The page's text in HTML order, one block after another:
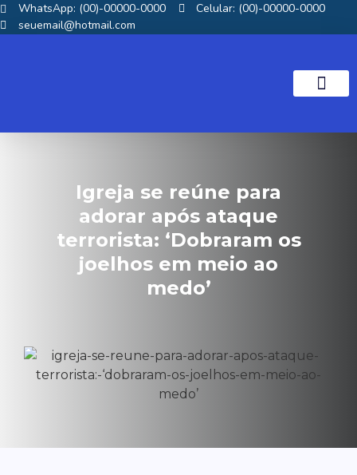
WhatsApp: (00)-00000-0000
Celular: (00)-00000-0000
seuemail@hotmail.com
Igreja se reúne para
adorar após ataque
terrorista: ‘Dobraram os
joelhos em meio ao
medo’